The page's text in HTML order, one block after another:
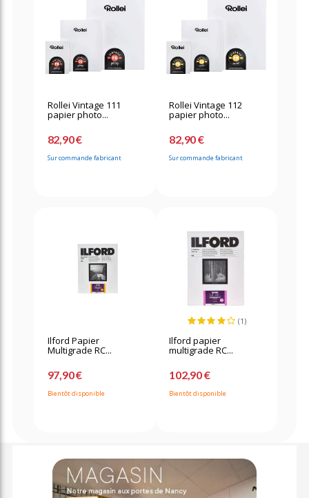
Rollei Vintage 111
papier photo...
82,90 €
Sur commande fabricant
Rollei Vintage 112
papier photo...
82,90 €
Sur commande fabricant
Ilford Papier
Multigrade RC...
97,90 €
Bientôt disponible
(1)
Ilford papier
multigrade RC...
102,90 €
Bientôt disponible